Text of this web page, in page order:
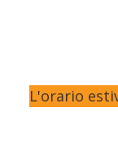
L'orario